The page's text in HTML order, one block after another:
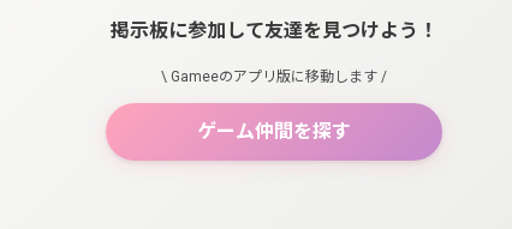
掲示板に参加して友達を見つけよう！
\ Gameeのアプリ版に移動します /
ゲーム仲間を探す